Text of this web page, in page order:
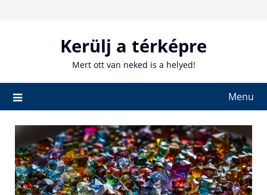
Kerülj a térképre
Mert ott van neked is a helyed!
Menu